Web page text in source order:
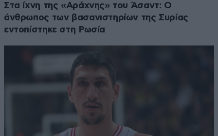
Στα ίχνη της «Αράχνης» του Άσαντ: Ο
άνθρωπος των βασανιστηρίων της Συρίας
εντοπίστηκε στη Ρωσία